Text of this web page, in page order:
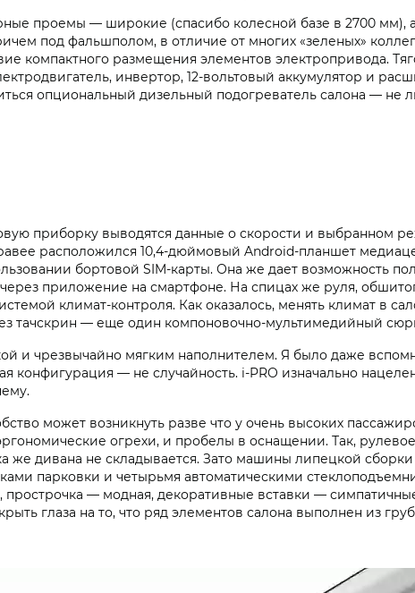
проемы — широкие (спасибо колесной базе в 2700 мм),
под фальшполом, в отличие от многих «зеленых»
компактного размещения элементов электропривода.
инвертор, 12‑вольтовый аккумулятор и
опциональный дизельный подогреватель салона — не
приборку выводятся данные о скорости и выбранном
расположился 10,4‑дюймовый Android-планшет
бортовой SIM-карты. Она же дает возможность
приложение на смартфоне. На спицах же руля,
климат-контроля. Как оказалось, менять климат в
тачскрин — еще один компоновочно-мультимедийный
и чрезвычайно мягким наполнителем. Я было даже
конфигурация — не случайность. i‑PRO изначально
может возникнуть разве что у очень высоких
огрехи, и пробелы в оснащении. Так,
же дивана не складывается. Зато машины липецкой сборки
парковки и четырьмя автоматическими
— модная, декоративные вставки —
глаза на то, что ряд элементов салона выполнен из